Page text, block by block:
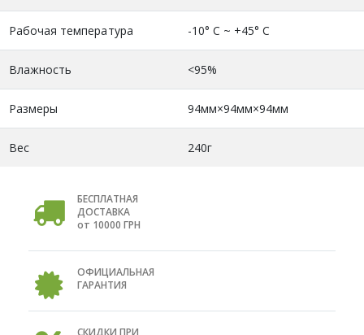
Рабочая температура -10° C ~ +45° C
Влажность <95%
Размеры 94мм×94мм×94мм
Вес 240г
БЕСПЛАТНАЯ
ДОСТАВКА
от 10000 ГРН
ОФИЦИАЛЬНАЯ
ГАРАНТИЯ
СКИДКИ ПРИ